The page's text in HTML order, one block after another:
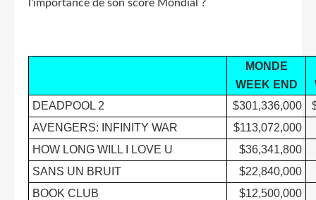
l'importance de son score Mondial ?
MONDE
WEEK END
DEADPOOL 2
$301,336,000
AVENGERS: INFINITY WAR
$113,072,000
HOW LONG WILL I LOVE U
$36,341,800
SANS UN BRUIT
$22,840,000
BOOK CLUB
$12,500,000